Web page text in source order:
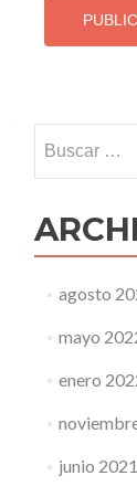
agosto
mayo
enero
junio 2021